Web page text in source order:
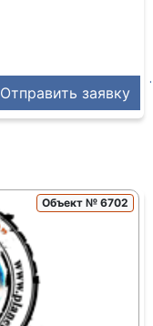
Отправить заявку
Объект № 6702